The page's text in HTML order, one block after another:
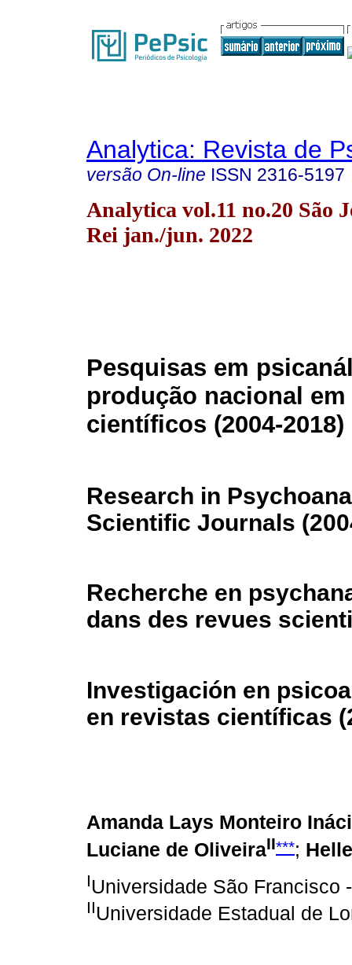
Analytica: Revista de
versão On-line ISSN 2316-5197
Analytica vol.11 no.20 São
Rei jan./jun. 2022
Pesquisas em
produção nacional
científicos (2004-2018)
Research in
Scientific Journals
Recherche en
dans des revues
Investigación en
en revistas científicas
Amanda Lays Monteiro
Luciane de OliveiraII***;
IUniversidade São Francisco
IIUniversidade Estadual de